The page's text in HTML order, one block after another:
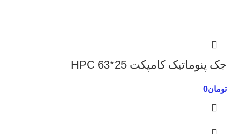
جک پنوماتیک کامپکت 25*63 HPC
تومان0